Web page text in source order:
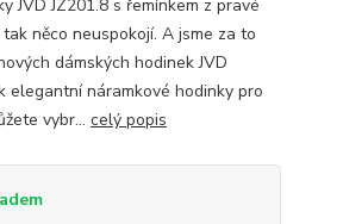
JVD JZ201.8 s řemínkem z pravé
něco neuspokojí. A jsme za to
dámských hodinek JVD
náramkové hodinky pro
vybr... celý popis